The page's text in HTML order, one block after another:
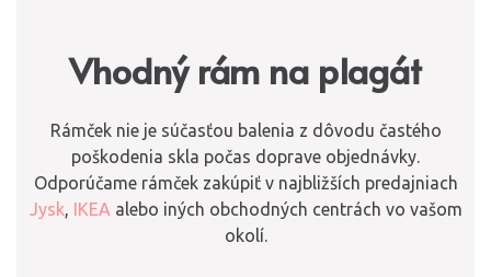
Vhodný rám na plagát
Rámček nie je súčasťou balenia z dôvodu častého
poškodenia skla počas doprave objednávky.
Odporúčame rámček zakúpiť v najbližších predajniach
Jysk, IKEA alebo iných obchodných centrách vo vašom
okolí.